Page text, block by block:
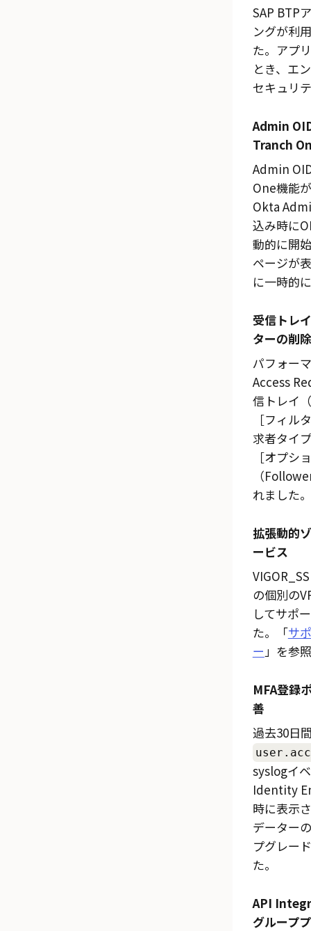
SAP BTP
ングが利
た。アプ
とき、エ
セキュリ
Admin
Tranch
Admin
One機能
Okta
込み時に
動的に開
ページが
に一時的
受信トレ
ターの削除
パフォー
Access
信トレイ
フィル
求者タイ
オプシ
（
れました。
拡張動的
ービス
の個別の
してサポ
た。「サ
ー」を参
MFA登録
善
過去30日
syslogイ
Identity
時に表示
データー
プグレー
た。
API
グループ